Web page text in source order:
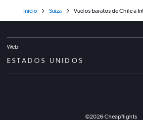
Inicio Suiza Vuelos baratos de Chile a
Web
ESTADOS UNIDOS
©2026Cheapflights